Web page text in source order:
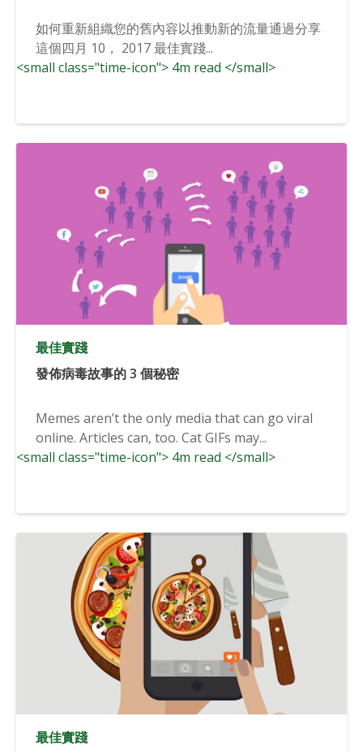
如何重新組織您的舊內容以推動新的流量通過分享
這個四月 10， 2017 最佳實踐...
<small class="time-icon"> 4m read </small>
最佳實踐
發佈病毒故事的 3 個秘密
Memes aren’t the only media that can go viral
online. Articles can, too. Cat GIFs may...
<small class="time-icon"> 4m read </small>
最佳實踐